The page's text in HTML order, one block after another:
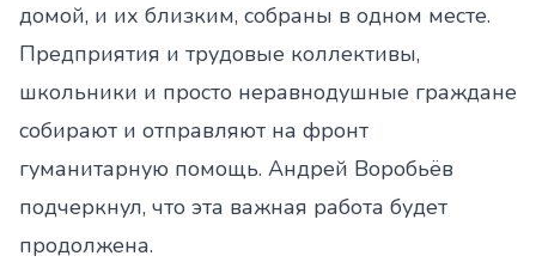
домой, и их близким, собраны в одном месте.
Предприятия и трудовые коллективы,
школьники и просто неравнодушные граждане
собирают и отправляют на фронт
гуманитарную помощь. Андрей Воробьёв
подчеркнул, что эта важная работа будет
продолжена.